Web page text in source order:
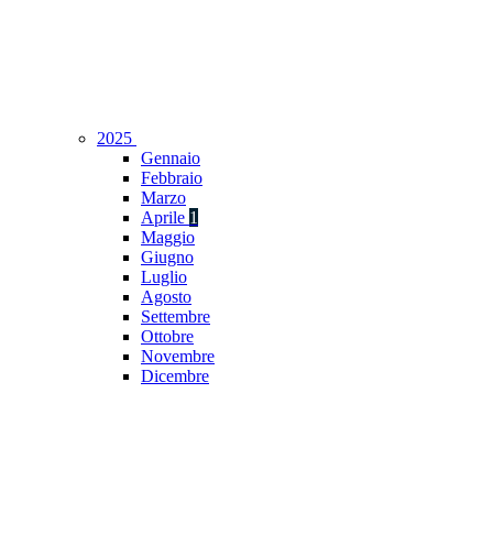
2025
Gennaio
Febbraio
Marzo
Aprile 1
Maggio
Giugno
Luglio
Agosto
Settembre
Ottobre
Novembre
Dicembre